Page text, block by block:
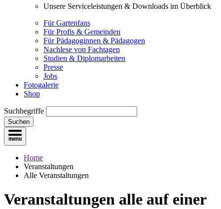
Unsere Serviceleistungen & Downloads im Überblick
Für Gartenfans
Für Profis & Gemeinden
Für Pädagoginnen & Pädagogen
Nachlese von Fachtagen
Studien & Diplomarbeiten
Presse
Jobs
Fotogalerie
Shop
Suchbegriffe
Suchen
Home
Veranstaltungen
Alle Veranstaltungen
Veranstaltungen alle auf einer